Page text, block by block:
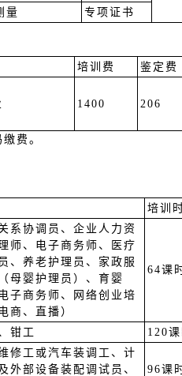
量
专项证书
培训费 鉴定费
1400 206
费。
培训
系协调员、企业人力资
师、电子商务师、医疗
、养老护理员、家政服
母婴护理员）、育婴
子商务师、网络创业培
商、直播）
64课
钳工 120
修工或汽车装调工、计
外部设备装配调试员、
96课